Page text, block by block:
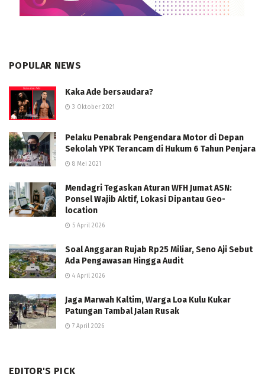
POPULAR NEWS
Kaka Ade bersaudara?
3 Oktober 2021
Pelaku Penabrak Pengendara Motor di Depan
Sekolah YPK Terancam di Hukum 6 Tahun Penjara
8 Mei 2021
Mendagri Tegaskan Aturan WFH Jumat ASN:
Ponsel Wajib Aktif, Lokasi Dipantau Geo-
location
5 April 2026
Soal Anggaran Rujab Rp25 Miliar, Seno Aji Sebut
Ada Pengawasan Hingga Audit
4 April 2026
Jaga Marwah Kaltim, Warga Loa Kulu Kukar
Patungan Tambal Jalan Rusak
7 April 2026
EDITOR'S PICK